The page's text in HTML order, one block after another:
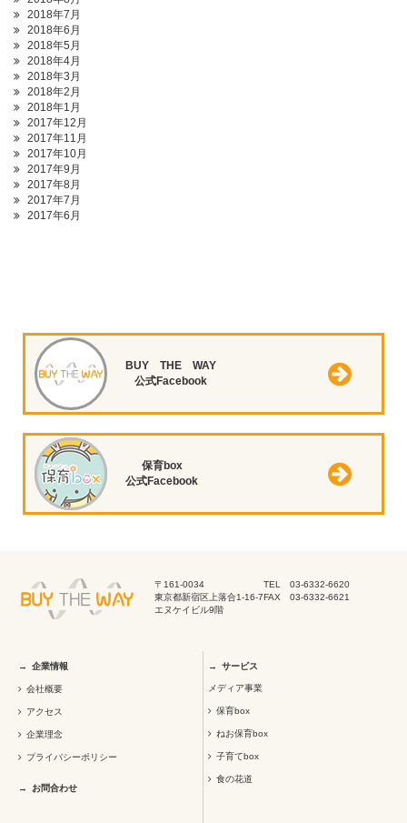
2018年7月
2018年6月
2018年5月
2018年4月
2018年3月
2018年2月
2018年1月
2017年12月
2017年11月
2017年10月
2017年9月
2017年8月
2017年7月
2017年6月
BUY THE WAY
公式Facebook
保育box
公式Facebook
〒161-0034
東京都新宿区上落合1-16-7
エヌケイビル9階
TEL 03-6332-6620
FAX 03-6332-6621
企業情報
会社概要
アクセス
企業理念
プライバシーポリシー
お問合わせ
サービス
メディア事業
保育box
ねお保育box
子育てbox
食の花道